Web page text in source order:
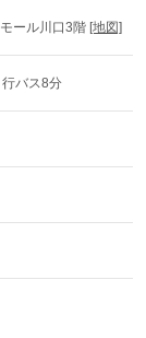
を作り上げま
ます！
で、光と空間
。
ファーの撮影
ます。
ール川口3階 [地図]
バス8分